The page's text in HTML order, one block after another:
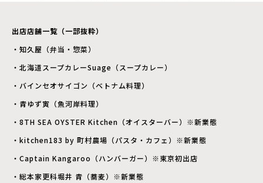
出店店舗一覧（一部抜粋）
・知久屋（弁当・惣菜）
・北海道スープカレーSuage（スープカレー）
・バインセオサイゴン（ベトナム料理）
・青ゆず寅（魚河岸料理）
・8TH SEA OYSTER Kitchen（オイスターバー）※新業態
・kitchen183 by 町村農場（パスタ・カフェ）※新業態
・Captain Kangaroo（ハンバーガー）※東京初出店
・総本家更科堀井 青（蕎麦）※新業態